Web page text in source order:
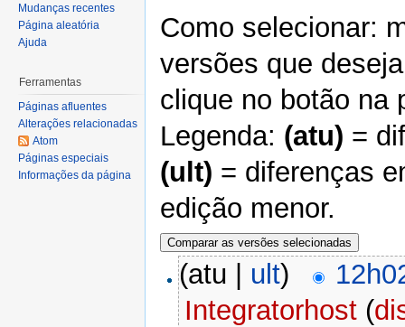
Como selecionar:
versões que
clique no botão na
Legenda: (atu) =
(ult) = diferenças
edição menor.
(atu | ult)
Integratorhost (
Mudanças recentes
Página aleatória
Ajuda
Ferramentas
Páginas afluentes
Alterações relacionadas
Atom
Páginas especiais
Informações da página